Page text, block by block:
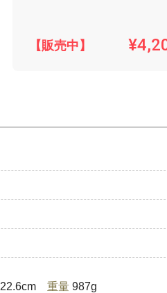
【販売中】
重量987g